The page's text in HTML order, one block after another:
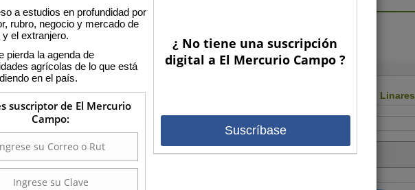
S.A. Linares
Engorda Agricultores S.A. Linares
PRECIO:
a estudios en profundidad por
rubro, negocio y mercado de
y el extranjero.
pierda la agenda de
agrícolas de lo que está
en el país.
suscriptor de El Mercurio
Campo:
¿ No tiene una suscripción
digital a El Mercurio Campo ?
Suscríbase